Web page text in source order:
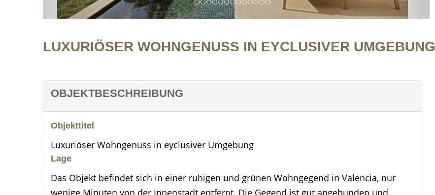
LUXURIÖSER WOHNGENUSS IN EYCLUSIVER UMGEBUNG
OBJEKTBESCHREIBUNG
Objekttitel
Luxuriöser Wohngenuss in eyclusiver Umgebung
Lage
Das Objekt befindet sich in einer ruhigen und grünen Wohngegend in Valencia, nur
wenige Minuten von der Innenstadt entfernt. Die Gegend ist gut angebunden und